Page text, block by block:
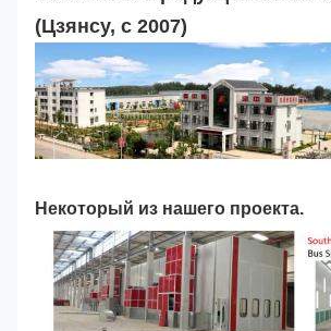
(Цзянсу, с 2007)
Некоторый из нашего проекта.